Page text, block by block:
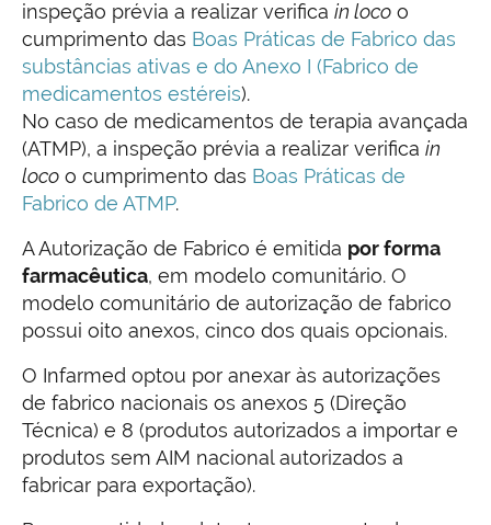
inspeção prévia a realizar verifica in loco o
cumprimento das Boas Práticas de Fabrico das
substâncias ativas e do Anexo I (Fabrico de
medicamentos estéreis).
No caso de medicamentos de terapia avançada
(ATMP), a inspeção prévia a realizar verifica in
loco o cumprimento das Boas Práticas de
Fabrico de ATMP.
A Autorização de Fabrico é emitida por forma
farmacêutica, em modelo comunitário. O
modelo comunitário de autorização de fabrico
possui oito anexos, cinco dos quais opcionais.
O Infarmed optou por anexar às autorizações
de fabrico nacionais os anexos 5 (Direção
Técnica) e 8 (produtos autorizados a importar e
produtos sem AIM nacional autorizados a
fabricar para exportação).